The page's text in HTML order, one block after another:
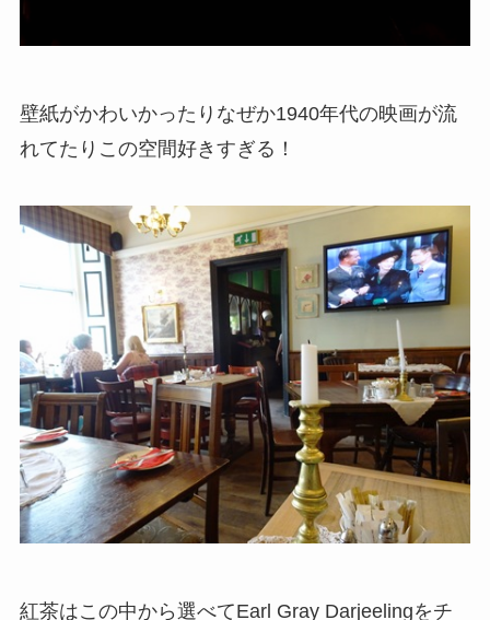
壁紙がかわいかったりなぜか1940年代の映画が流
れてたりこの空間好きすぎる！
紅茶はこの中から選べてEarl Gray Darjeelingをチ